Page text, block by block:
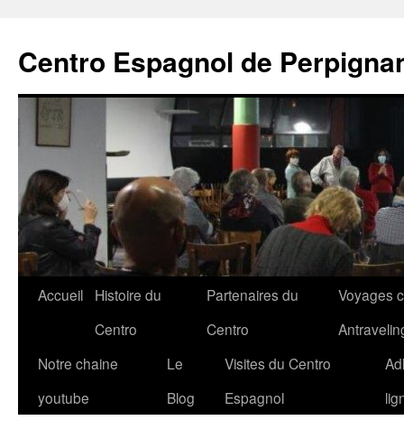
contenu
Centro Espagnol de
Accueil
Histoire du
Centro
Partenaires du
Centro
Voyages
Notre chaine
youtube
Le
Blog
Visites du Centro
Espagnol